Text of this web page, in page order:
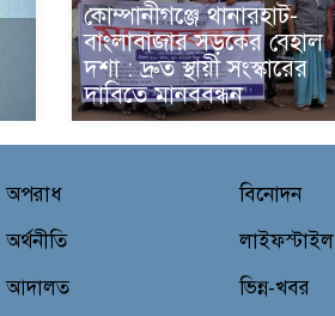
কোম্পানীগঞ্জে থানারহাট-
বাংলাবাজার সড়কের বেহাল
দশা : দ্রুত স্থায়ী সংস্কারের
দাবিতে মানববন্ধন
অপরাধ
অর্থনীতি
আদালত
বিনোদন
লাইফস্টাইল
ভিন্ন-খবর